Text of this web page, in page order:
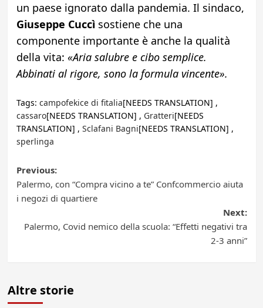
un paese ignorato dalla pandemia. Il sindaco,
Giuseppe Cuccìsostiene che una
componente importante è anche la qualità
della vita: «Aria salubre e cibo semplice.
Abbinati al rigore, sono la formula vincente».
Tags: campofekice di fitalia[NEEDS TRANSLATION] ,
cassaro[NEEDS TRANSLATION] , Gratteri[NEEDS
TRANSLATION] , Sclafani Bagni[NEEDS TRANSLATION] ,
sperlinga
Post
navigation
Previous:
Palermo, con “Compra vicino a te” Confcommercio aiuta
i negozi di quartiere
Next:
Palermo, Covid nemico della scuola: “Effetti negativi tra
2-3 anni”
Altre storie